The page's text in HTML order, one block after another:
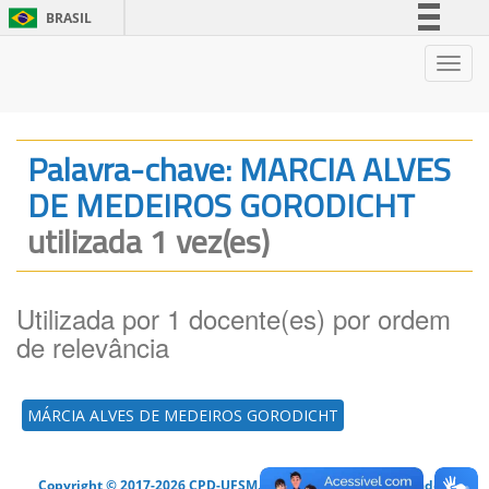
BRASIL
Legislação
Canais
Palavra-chave: MARCIA ALVES
DE MEDEIROS GORODICHT
utilizada 1 vez(es)
Utilizada por 1 docente(es) por ordem
de relevância
MÁRCIA ALVES DE MEDEIROS GORODICHT
Copyright © 2017-2026 CPD-UFSM. Todos os direitos reservados.